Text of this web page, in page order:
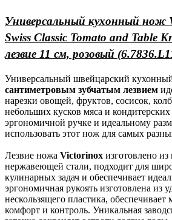
Универсальный кухонный нож
Swiss Classic Tomato and Table
лезвие 11 см, розовый
Универсальный швейцарский
сантиметровым зубчатым лезвием
нарезки овощей, фруктов, сосисок,
небольших кусков мяса и
эргономичной ручке и идеальному
использовать этот нож для самых
Лезвие ножа Victorinox изготовлено
нержавеющей стали, подходит для
кулинарных задач и обеспечивает
эргономичная рукоять изготовлена из
нескользящего пластика,
комфорт и контроль. Уникальная